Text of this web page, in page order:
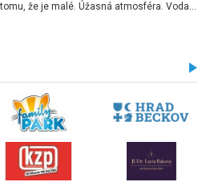
Úžasné prostredie, napriek tomu, že je malé. Úžasná atmosféra. Voda fantastická a nádherná. Ľudí je pomerne veľa, ale su mili a ohľaduplní. Je veľmi zaujímavé sledovať, ako dokážu spolu športovať cudzí ľudia a bez ohľadu na vek. Vládne tu pohoda. Vnuka neviem dostať z vody. Ďakujem za krásny deň . Urcite sa sem vrátim. Jediný problém je s parkovaním, ale aj ten sa mi podarilo vyriešiť. Monika Bratislava